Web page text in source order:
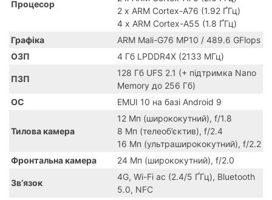
Процесор
2 x ARM Cortex-A76 (1.92 ҐГц)
4 x ARM Cortex-A55 (1.8 ҐГц)
Графіка
ARM Mali-G76 MP10 / 489.6 GFlops
ОЗП
4 Гб LPDDR4X (2133 МГц)
ПЗП
128 Гб UFS 2.1 (+ підтримка Nano
Memory до 256 Гб)
ОС
EMUI 10 на базі Android 9
Тилова камера
12 Мп (ширококутний), f/1.8
8 Мп (телеоб’єктив), f/2.4
16 Мп (ультраширококутний), f/2.2
Фронтальна камера
24 Мп (ширококутний), f/2.0
Зв’язок
4G, Wi-Fi ac (2.4/5 ҐГц), Bluetooth
5.0, NFC